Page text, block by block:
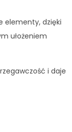
elementy, dzięki
ułożeniem
i daje